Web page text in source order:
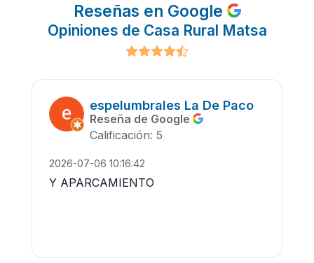
Reseñas en Google
Opiniones de Casa Rural Matsa
espelumbrales La De Paco
Reseña de Google
Calificación: 5
2026-07-06 10:16:42
Y APARCAMIENTO